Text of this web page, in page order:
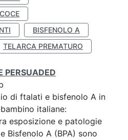
BISFENOLO A
TELARCA PREMATURO
PERSUADED
di ftalati e bisfenolo A in
italiane:
esposizione e patologie
Bisfenolo A (BPA) sono